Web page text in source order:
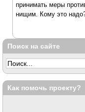
принимать меры
нищим. Кому это
Поиск на сайте
Как помочь проекту?